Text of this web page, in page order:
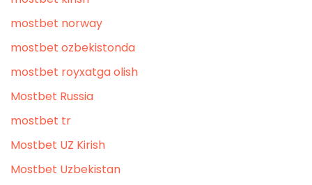
mostbet norway
mostbet ozbekistonda
mostbet royxatga olish
Mostbet Russia
mostbet tr
Mostbet UZ Kirish
Mostbet Uzbekistan